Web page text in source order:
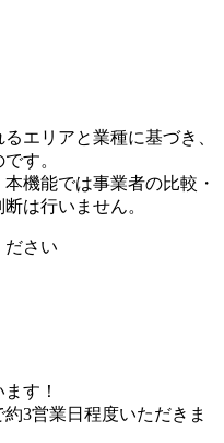
エリアと業種に基づき、
す。
機能では事業者の比較・
は行いません。
ださい
す！
3営業日程度いただきま